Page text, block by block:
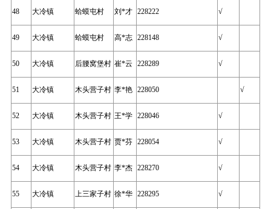
48 大冷镇 蛤蟆屯村 刘*才 228222 √
49 大冷镇 蛤蟆屯村 高*志 228148 √
50 大冷镇 后腰窝堡村 崔*云 228289 √
51 大冷镇 木头营子村 李*艳 228050 √
52 大冷镇 木头营子村 王*学 228046 √
53 大冷镇 木头营子村 贾*芬 228054 √
54 大冷镇 木头营子村 李*杰 228270 √
55 大冷镇 上三家子村 徐*华 228295 √